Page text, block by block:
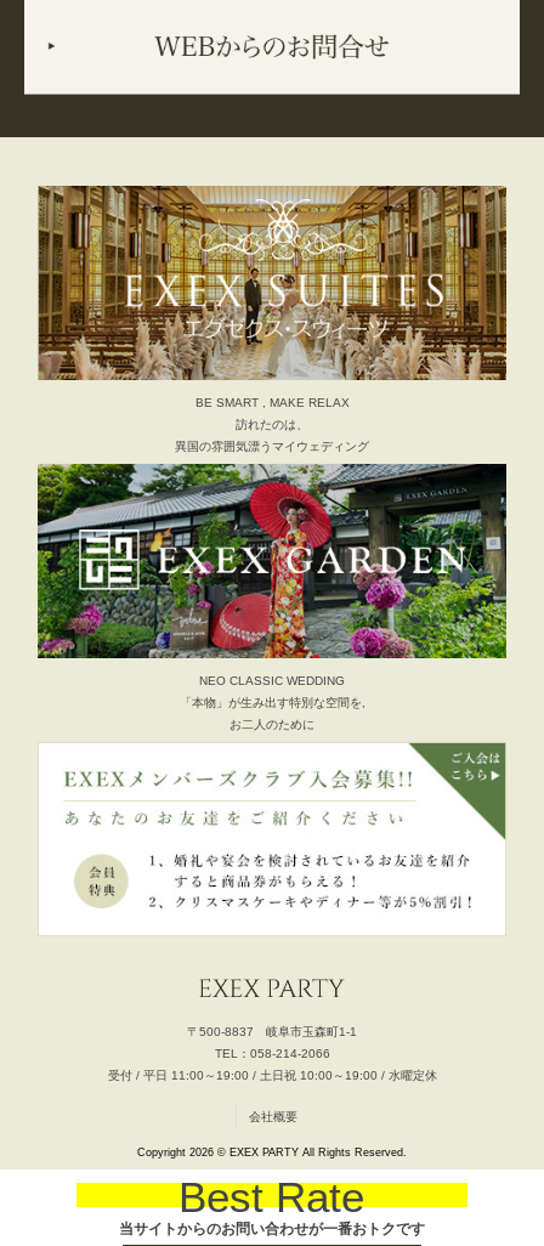
Best Rate
当サイトからのお問い合わせが一番おトクです
BE SMART , MAKE RELAX
訪れたのは、
異国の雰囲気漂うマイウェディング
NEO CLASSIC WEDDING
「本物」が生み出す特別な空間を,
お二人のために
〒500-8837 岐阜市玉森町1-1
TEL：058-214-2066
受付 / 平日 11:00～19:00 / 土日祝 10:00～19:00 / 水曜定休
会社概要
Copyright 2026 © EXEX PARTY All Rights Reserved.